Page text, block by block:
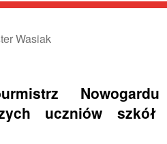
Wasiak
uczniów